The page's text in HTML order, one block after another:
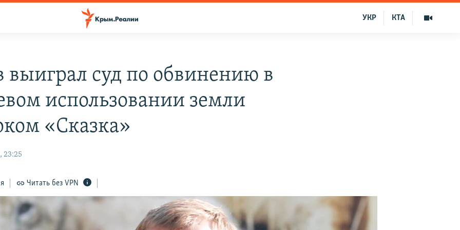
КТА
УКР
выиграл суд по обвинению в
использовании земли
«Сказка»
23:25
Читать без VPN